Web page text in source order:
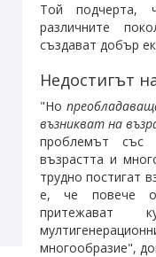
Той подчерта,
различните
създават добър
Недостигът
"Но
възникват на
проблемът със
възрастта и
трудно постигат
е, че повече
притежават
многообразие",